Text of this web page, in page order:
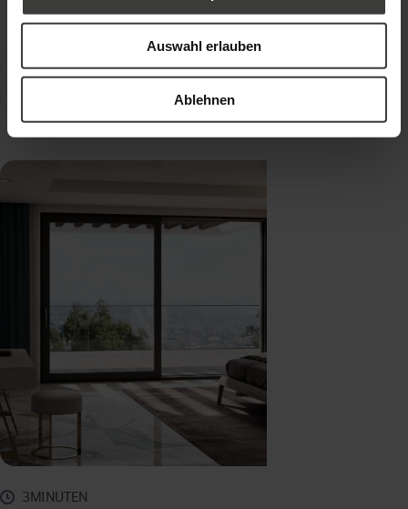
Auswahl erlauben
Ablehnen
TEILEN
BAUEN FENSTER RENOVIEREN/SANIEREN TECHNOLOGIE
3MINUTEN